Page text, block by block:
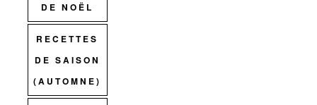
DE NOËL
RECETTES
DE SAISON
(AUTOMNE)